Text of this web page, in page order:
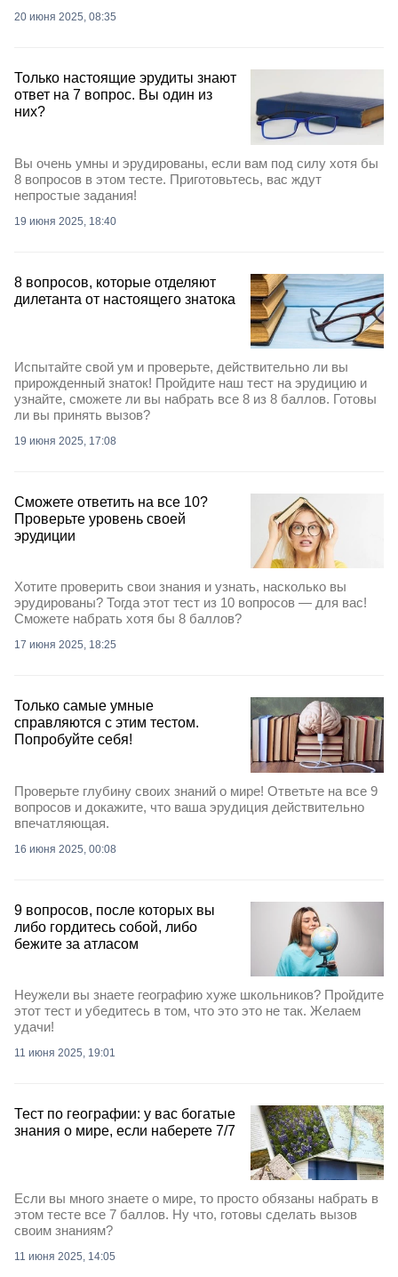
20 июня 2025, 08:35
Только настоящие эрудиты знают
ответ на 7 вопрос. Вы один из
них?
Вы очень умны и эрудированы, если вам под силу хотя бы
8 вопросов в этом тесте. Приготовьтесь, вас ждут
непростые задания!
19 июня 2025, 18:40
8 вопросов, которые отделяют
дилетанта от настоящего знатока
Испытайте свой ум и проверьте, действительно ли вы
прирожденный знаток! Пройдите наш тест на эрудицию и
узнайте, сможете ли вы набрать все 8 из 8 баллов. Готовы
ли вы принять вызов?
19 июня 2025, 17:08
Сможете ответить на все 10?
Проверьте уровень своей
эрудиции
Хотите проверить свои знания и узнать, насколько вы
эрудированы? Тогда этот тест из 10 вопросов — для вас!
Сможете набрать хотя бы 8 баллов?
17 июня 2025, 18:25
Только самые умные
справляются с этим тестом.
Попробуйте себя!
Проверьте глубину своих знаний о мире! Ответьте на все 9
вопросов и докажите, что ваша эрудиция действительно
впечатляющая.
16 июня 2025, 00:08
9 вопросов, после которых вы
либо гордитесь собой, либо
бежите за атласом
Неужели вы знаете географию хуже школьников? Пройдите
этот тест и убедитесь в том, что это это не так. Желаем
удачи!
11 июня 2025, 19:01
Тест по географии: у вас богатые
знания о мире, если наберете 7/7
Если вы много знаете о мире, то просто обязаны набрать в
этом тесте все 7 баллов. Ну что, готовы сделать вызов
своим знаниям?
11 июня 2025, 14:05